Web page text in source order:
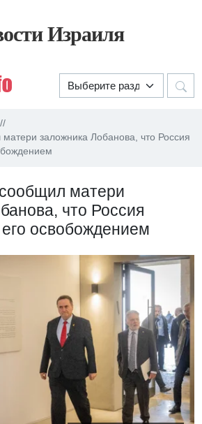
Израиля
заложника Лобанова, что Россия
матери
что Россия
освобождением